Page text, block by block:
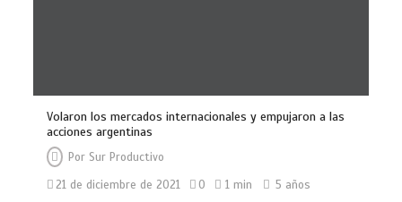
Volaron los mercados internacionales y empujaron a las
acciones argentinas
Por Sur Productivo
21 de diciembre de 2021
0 1 min
5 años